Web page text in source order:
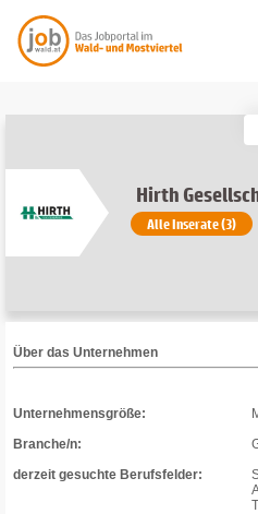
Hirth
Alle Inserate (3)
Über das Unternehmen
Unternehmensgröße:
Branche/n:
derzeit gesuchte Berufsfelder: